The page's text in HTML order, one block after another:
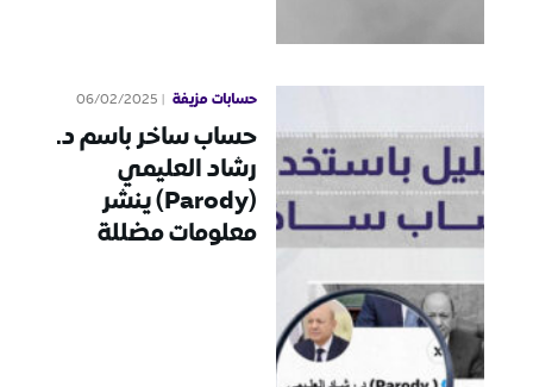
حسابات مزيفة 06/02/2025
حساب ساخر باسم د.
رشاد العليمي
(Parody) ينشر
معلومات مضللة